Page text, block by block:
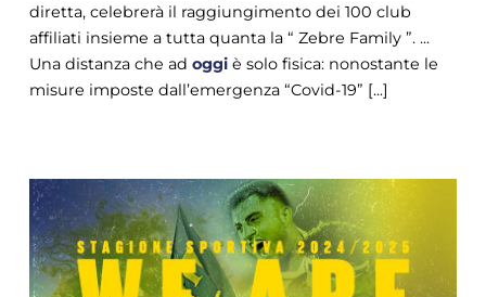
diretta, celebrerà il raggiungimento dei 100 club
affiliati insieme a tutta quanta la “ Zebre Family ”. ...
Una distanza che ad oggiè solo fisica: nonostante le
misure imposte dall’emergenza “Covid-19” [...]